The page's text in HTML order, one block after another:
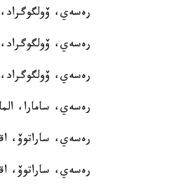
رەسەي،
رەسەي،
رەسەي،
رەسەي، سامارا،
رەسەي، ساراتوۆ، اقمولا-
رەسەي، ساراتوۆ، اقمولا-